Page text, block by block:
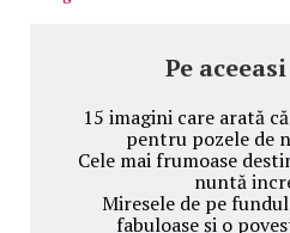
Pe
15 imagini care arată
pentru pozele de
Cele mai frumoase
nuntă
Miresele de pe
fabuloase și o